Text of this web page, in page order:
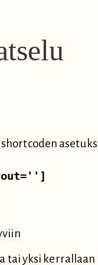
tai yksi kerrallaan